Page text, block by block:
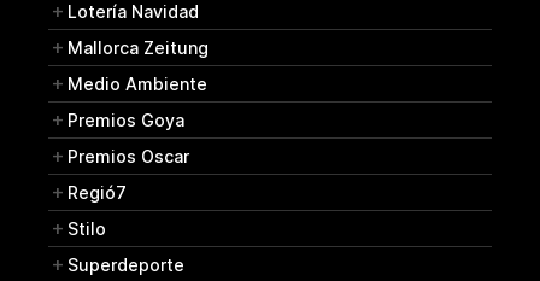
Lotería Navidad
Mallorca Zeitung
Medio Ambiente
Premios Goya
Premios Oscar
Regió7
Stilo
Superdeporte